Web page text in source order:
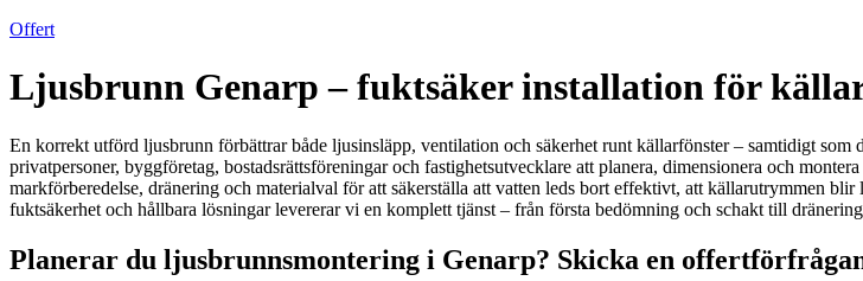
Offert
Ljusbrunn Genarp – fuktsäker installation för
En korrekt utförd ljusbrunn förbättrar både ljusinsläpp, ventilation och säkerhet runt källarfönster – samtidigt
privatpersoner, byggföretag, bostadsrättsföreningar och fastighetsutvecklare att planera, dimensionera och
markförberedelse, dränering och materialval för att säkerställa att vatten leds bort effektivt, att källarutrymmen
fuktsäkerhet och hållbara lösningar levererar vi en komplett tjänst – från första bedömning och schakt till
Planerar du ljusbrunnsmontering i Genarp? Skicka en